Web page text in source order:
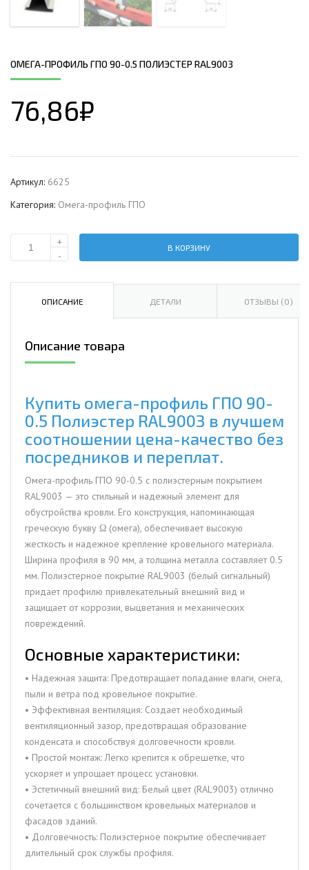
ОМЕГА-ПРОФИЛЬ ГПО 90-0.5 ПОЛИЭСТЕР RAL9003
76,86₽
Артикул: 6625
Категория: Омега-профиль ГПО
Количество
профиль
Полиэстер
RAL9003
+
-
В КОРЗИНУ
ОПИСАНИЕ ДЕТАЛИ ОТЗЫВЫ (0)
Описание товара
Купить омега-профиль ГПО 90-
0.5 Полиэстер RAL9003 в лучшем
соотношении цена-качество без
посредников и переплат.
Омега-профиль ГПО 90-0.5 с полиэстерным покрытием
RAL9003 — это стильный и надежный элемент для
обустройства кровли. Его конструкция, напоминающая
греческую букву Ω (омега), обеспечивает высокую
жесткость и надежное крепление кровельного материала.
Ширина профиля в 90 мм, а толщина металла составляет 0.5
мм. Полиэстерное покрытие RAL9003 (белый сигнальный)
придает профилю привлекательный внешний вид и
защищает от коррозии, выцветания и механических
повреждений.
Основные характеристики:
• Надежная защита: Предотвращает попадание влаги, снега,
пыли и ветра под кровельное покрытие.
• Эффективная вентиляция: Создает необходимый
вентиляционный зазор, предотвращая образование
конденсата и способствуя долговечности кровли.
• Простой монтаж: Легко крепится к обрешетке, что
ускоряет и упрощает процесс установки.
• Эстетичный внешний вид: Белый цвет (RAL9003) отлично
сочетается с большинством кровельных материалов и
фасадов зданий.
• Долговечность: Полиэстерное покрытие обеспечивает
длительный срок службы профиля.